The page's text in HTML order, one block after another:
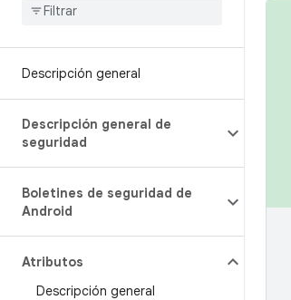
Descripción general
Descripción general de
seguridad
Boletines de seguridad de
Android
Atributos
Descripción general